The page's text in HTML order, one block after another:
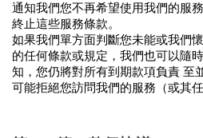
通知我們您不再希望使用我們的服
終止這些服務條款。
如果我們單方面判斷您未能或我們
的任何條款或規定，我們也可以隨
知，您仍將對所有到期款項負責 至
可能拒絕您訪問我們的服務（或其任